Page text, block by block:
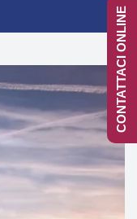
CONTATTACI ONLINE